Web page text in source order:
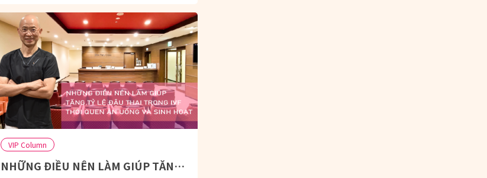
VIP Column
NHỮNG ĐIỀU NÊN LÀM GIÚP TĂNG TỶ LỆ ĐẬU THAI TRONG THỤ TINH ỐNG NGHIỆM - THÓI QUEN ĂN UỐNG VÀ SINH HOẠT